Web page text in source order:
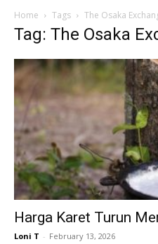
Home Tags The Osaka
Tag: The Osaka
Harga Karet Turun
Loni T - February 13, 2026